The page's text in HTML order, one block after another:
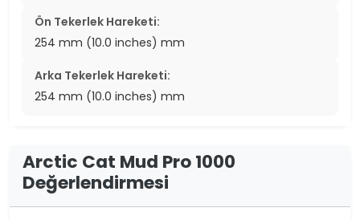
Ön Tekerlek Hareketi:
254 mm (10.0 inches) mm
Arka Tekerlek Hareketi:
254 mm (10.0 inches) mm
Arctic Cat Mud Pro 1000
Değerlendirmesi